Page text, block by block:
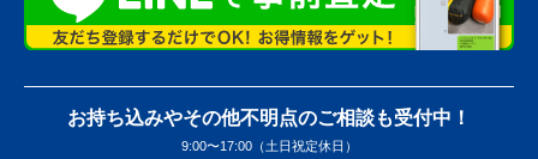
お持ち込みやその他不明点のご相談も受付中！
9:00〜17:00（土日祝定休日）